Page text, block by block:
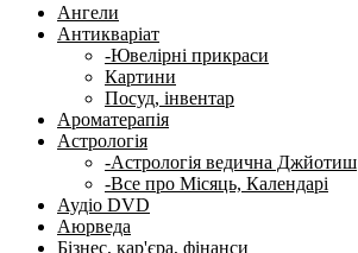
Ангели
Антикваріат
-Ювелірні прикраси
Картини
Посуд, інвентар
Ароматерапія
Астрологія
-Астрологія ведична Джйотиш
-Все про Місяць, Календарі
Аудіо DVD
Аюрведа
Бізнес, кар'єра, фінанси